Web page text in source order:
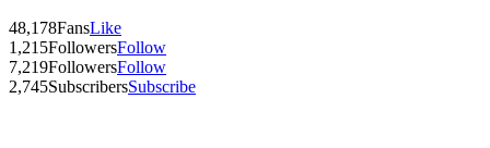
48,178FansLike
1,215FollowersFollow
7,219FollowersFollow
2,745SubscribersSubscribe